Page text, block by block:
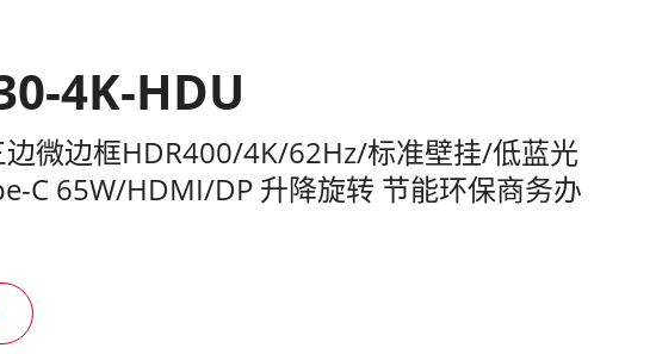
4K-HDU
边微边框HDR400/4K/62Hz/标准壁挂/低蓝光
C 65W/HDMI/DP 升降旋转 节能环保商务办